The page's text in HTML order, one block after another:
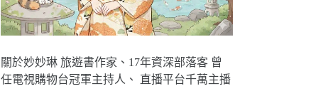
關於妙妙琳 旅遊書作家、17年資深部落客 曾
任電視購物台冠軍主持人、 直播平台千萬主播